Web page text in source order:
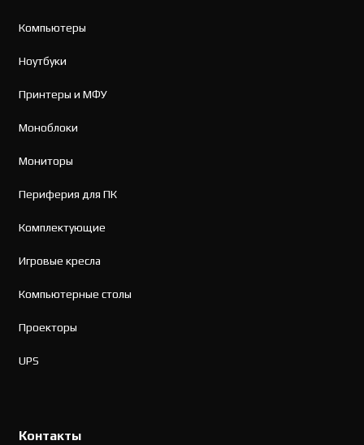
Компьютеры
Ноутбуки
Принтеры и МФУ
Моноблоки
Мониторы
Периферия для ПК
Комплектующие
Игровые кресла
Компьютерные столы
Проекторы
UPS
Контакты